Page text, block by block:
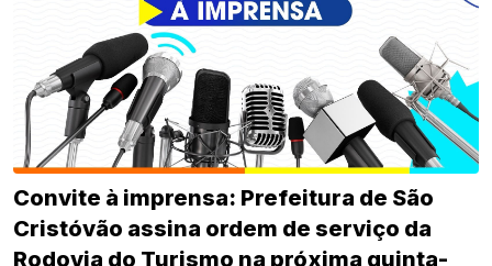
Convite à imprensa: Prefeitura de São
Cristóvão assina ordem de serviço da
Rodovia do Turismo na próxima quinta-